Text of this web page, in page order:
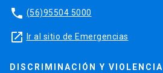
phone (56)95504 5000
launch Ir al sitio de Emergencias
DISCRIMINACIÓN Y VIOLENCIA